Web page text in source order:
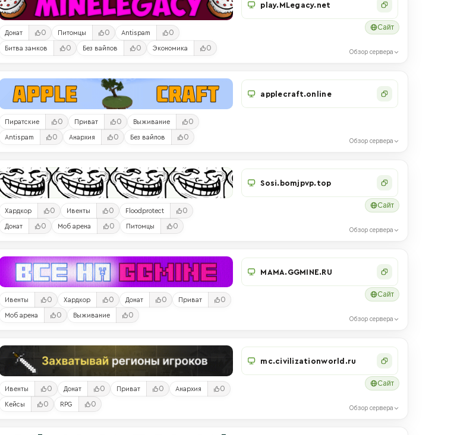
Донат 0 Питомцы 0 Antispam 0
Битва замков 0 Без вайпов 0 Экономика 0
play.MLegacy.net
Сайт
Обзор сервера
Пиратские 0 Приват 0 Выживание 0
Antispam 0 Анархия 0 Без вайпов 0
applecraft.online
Обзор сервера
Хардкор 0 Ивенты 0 Floodprotect 0
Донат 0 Моб арена 0 Питомцы 0
Sosi.bomjpvp.top
Сайт
Обзор сервера
Ивенты 0 Хардкор 0 Донат 0 Приват 0
Моб арена 0 Выживание 0
MAMA.GGMINE.RU
Сайт
Обзор сервера
Ивенты 0 Донат 0 Приват 0 Анархия 0
Кейсы 0 RPG 0
mc.civilizationworld.ru
Сайт
Обзор сервера